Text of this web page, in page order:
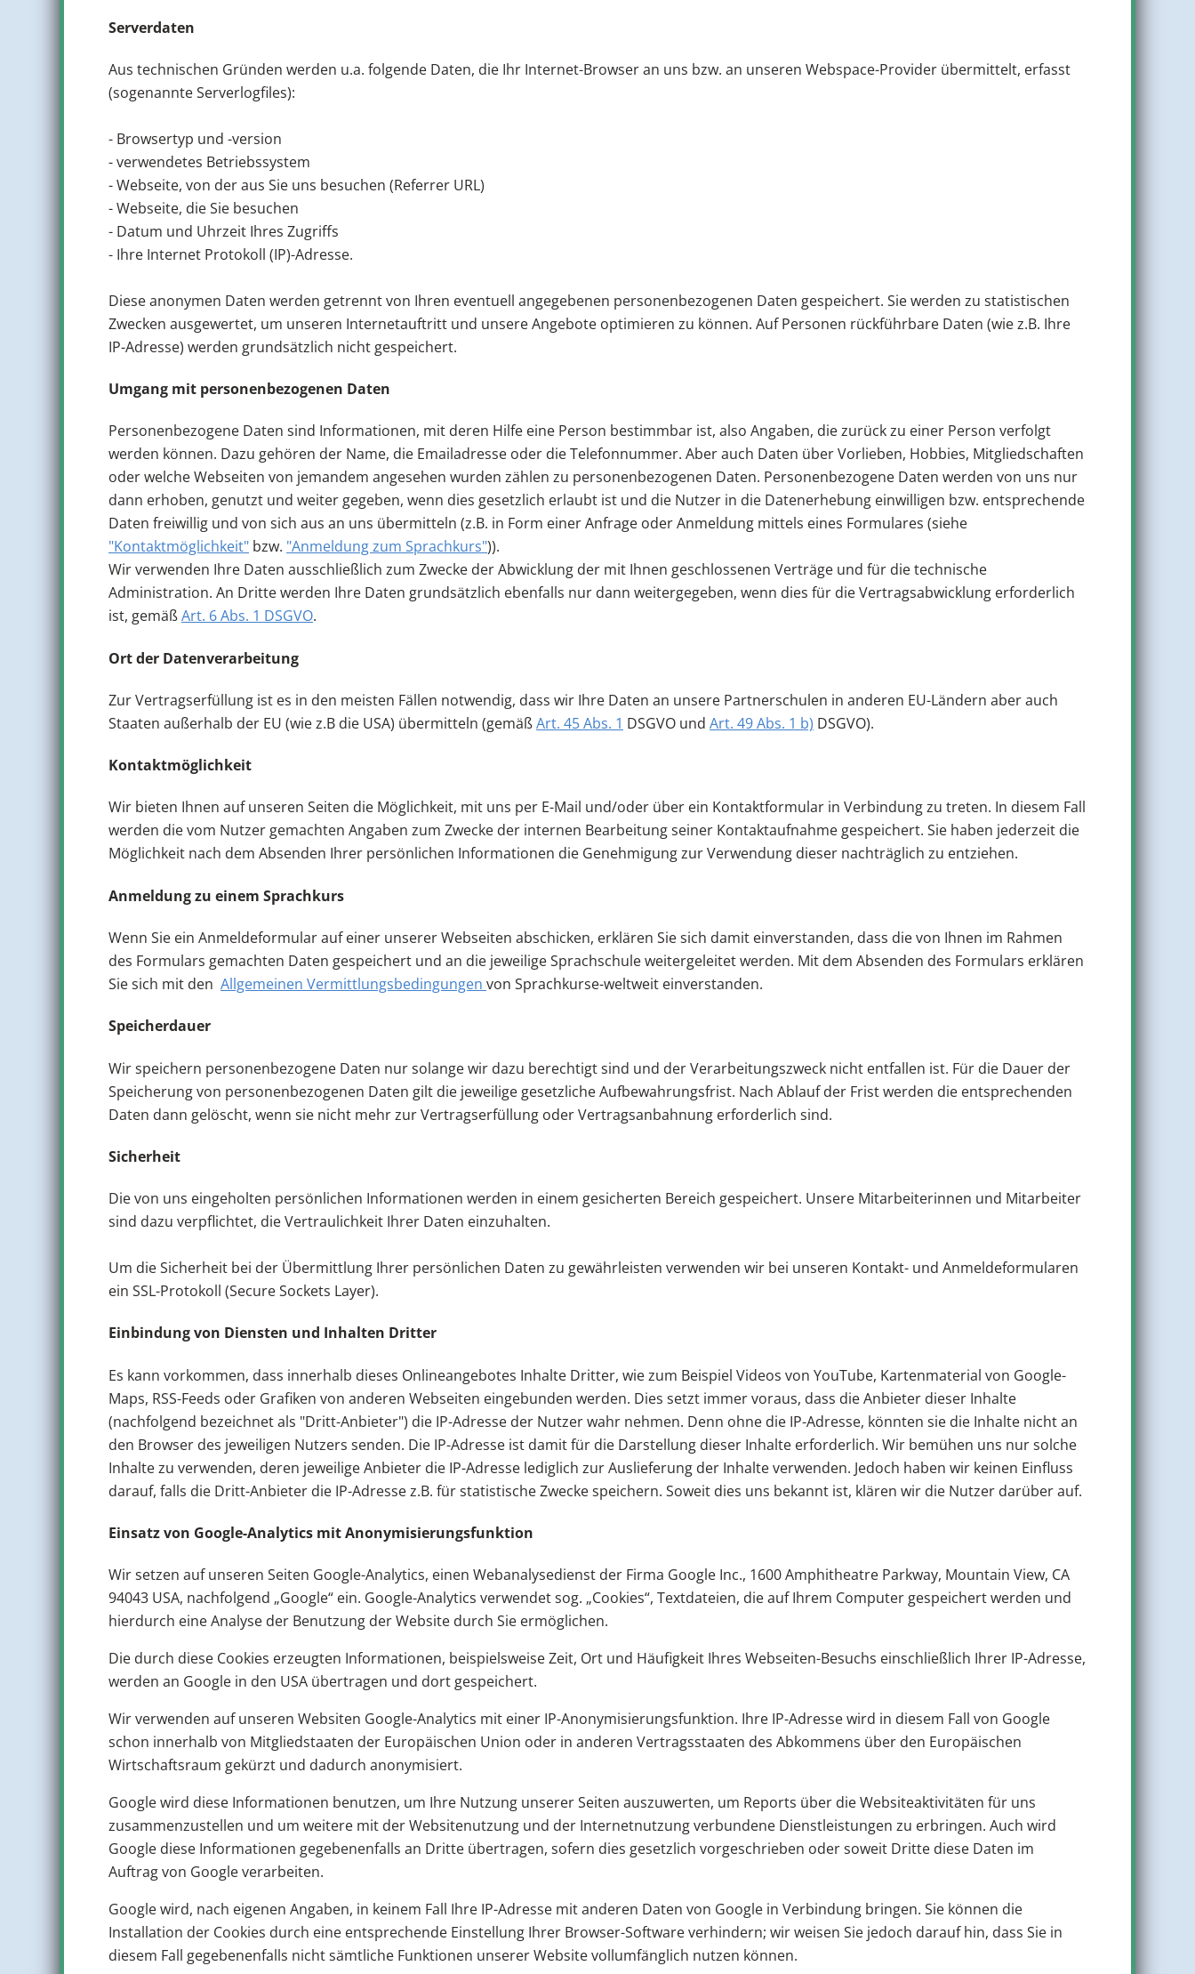
Serverdaten
Aus technischen Gründen werden u.a. folgende Daten, die Ihr Internet-Browser an uns bzw. an unseren Webspace-Provider übermittelt, erfasst
(sogenannte Serverlogfiles):
- Browsertyp und -version
- verwendetes Betriebssystem
- Webseite, von der aus Sie uns besuchen (Referrer URL)
- Webseite, die Sie besuchen
- Datum und Uhrzeit Ihres Zugriffs
- Ihre Internet Protokoll (IP)-Adresse.
Diese anonymen Daten werden getrennt von Ihren eventuell angegebenen personenbezogenen Daten gespeichert. Sie werden zu statistischen
Zwecken ausgewertet, um unseren Internetauftritt und unsere Angebote optimieren zu können. Auf Personen rückführbare Daten (wie z.B. Ihre
IP-Adresse) werden grundsätzlich nicht gespeichert.
Umgang mit personenbezogenen Daten
Personenbezogene Daten sind Informationen, mit deren Hilfe eine Person bestimmbar ist, also Angaben, die zurück zu einer Person verfolgt
werden können. Dazu gehören der Name, die Emailadresse oder die Telefonnummer. Aber auch Daten über Vorlieben, Hobbies, Mitgliedschaften
oder welche Webseiten von jemandem angesehen wurden zählen zu personenbezogenen Daten. Personenbezogene Daten werden von uns nur
dann erhoben, genutzt und weiter gegeben, wenn dies gesetzlich erlaubt ist und die Nutzer in die Datenerhebung einwilligen bzw. entsprechende
Daten freiwillig und von sich aus an uns übermitteln (z.B. in Form einer Anfrage oder Anmeldung mittels eines Formulares (siehe
"Kontaktmöglichkeit" bzw. "Anmeldung zum Sprachkurs")).
Wir verwenden Ihre Daten ausschließlich zum Zwecke der Abwicklung der mit Ihnen geschlossenen Verträge und für die technische
Administration. An Dritte werden Ihre Daten grundsätzlich ebenfalls nur dann weitergegeben, wenn dies für die Vertragsabwicklung erforderlich
ist, gemäßArt. 6 Abs. 1 DSGVO.
Ort der Datenverarbeitung
Zur Vertragserfüllung ist es in den meisten Fällen notwendig, dass wir Ihre Daten an unsere Partnerschulen in anderen EU-Ländern aber auch
Staaten außerhalb der EU (wie z.B die USA) übermitteln (gemäßArt. 45 Abs. 1 DSGVO und Art. 49 Abs. 1 b) DSGVO).
Kontaktmöglichkeit
Wir bieten Ihnen auf unseren Seiten die Möglichkeit, mit uns per E-Mail und/oder über ein Kontaktformular in Verbindung zu treten. In diesem Fall
werden die vom Nutzer gemachten Angaben zum Zwecke der internen Bearbeitung seiner Kontaktaufnahme gespeichert. Sie haben jederzeit die
Möglichkeit nach dem Absenden Ihrer persönlichen Informationen die Genehmigung zur Verwendung dieser nachträglich zu entziehen.
Anmeldung zu einem Sprachkurs
Wenn Sie ein Anmeldeformular auf einer unserer Webseiten abschicken, erklären Sie sich damit einverstanden, dass die von Ihnen im Rahmen
des Formulars gemachten Daten gespeichert und an die jeweilige Sprachschule weitergeleitet werden. Mit dem Absenden des Formulars erklären
Sie sich mit den Allgemeinen Vermittlungsbedingungen von Sprachkurse-weltweit einverstanden.
Speicherdauer
Wir speichern personenbezogene Daten nur solange wir dazu berechtigt sind und der Verarbeitungszweck nicht entfallen ist. Für die Dauer der
Speicherung von personenbezogenen Daten gilt die jeweilige gesetzliche Aufbewahrungsfrist. Nach Ablauf der Frist werden die entsprechenden
Daten dann gelöscht, wenn sie nicht mehr zur Vertragserfüllung oder Vertragsanbahnung erforderlich sind.
Sicherheit
Die von uns eingeholten persönlichen Informationen werden in einem gesicherten Bereich gespeichert. Unsere Mitarbeiterinnen und Mitarbeiter
sind dazu verpflichtet, die Vertraulichkeit Ihrer Daten einzuhalten.
Um die Sicherheit bei der Übermittlung Ihrer persönlichen Daten zu gewährleisten verwenden wir bei unseren Kontakt- und Anmeldeformularen
ein SSL-Protokoll (Secure Sockets Layer).
Einbindung von Diensten und Inhalten Dritter
Es kann vorkommen, dass innerhalb dieses Onlineangebotes Inhalte Dritter, wie zum Beispiel Videos von YouTube, Kartenmaterial von Google-
Maps, RSS-Feeds oder Grafiken von anderen Webseiten eingebunden werden. Dies setzt immer voraus, dass die Anbieter dieser Inhalte
(nachfolgend bezeichnet als "Dritt-Anbieter") die IP-Adresse der Nutzer wahr nehmen. Denn ohne die IP-Adresse, könnten sie die Inhalte nicht an
den Browser des jeweiligen Nutzers senden. Die IP-Adresse ist damit für die Darstellung dieser Inhalte erforderlich. Wir bemühen uns nur solche
Inhalte zu verwenden, deren jeweilige Anbieter die IP-Adresse lediglich zur Auslieferung der Inhalte verwenden. Jedoch haben wir keinen Einfluss
darauf, falls die Dritt-Anbieter die IP-Adresse z.B. für statistische Zwecke speichern. Soweit dies uns bekannt ist, klären wir die Nutzer darüber auf.
Einsatz von Google-Analytics mit Anonymisierungsfunktion
Wir setzen auf unseren Seiten Google-Analytics, einen Webanalysedienst der Firma Google Inc., 1600 Amphitheatre Parkway, Mountain View, CA
94043 USA, nachfolgend „Google“ ein. Google-Analytics verwendet sog. „Cookies“, Textdateien, die auf Ihrem Computer gespeichert werden und
hierdurch eine Analyse der Benutzung der Website durch Sie ermöglichen.
Die durch diese Cookies erzeugten Informationen, beispielsweise Zeit, Ort und Häufigkeit Ihres Webseiten-Besuchs einschließlich Ihrer IP-Adresse,
werden an Google in den USA übertragen und dort gespeichert.
Wir verwenden auf unseren Websiten Google-Analytics mit einer IP-Anonymisierungsfunktion. Ihre IP-Adresse wird in diesem Fall von Google
schon innerhalb von Mitgliedstaaten der Europäischen Union oder in anderen Vertragsstaaten des Abkommens über den Europäischen
Wirtschaftsraum gekürzt und dadurch anonymisiert.
Google wird diese Informationen benutzen, um Ihre Nutzung unserer Seiten auszuwerten, um Reports über die Websiteaktivitäten für uns
zusammenzustellen und um weitere mit der Websitenutzung und der Internetnutzung verbundene Dienstleistungen zu erbringen. Auch wird
Google diese Informationen gegebenenfalls an Dritte übertragen, sofern dies gesetzlich vorgeschrieben oder soweit Dritte diese Daten im
Auftrag von Google verarbeiten.
Google wird, nach eigenen Angaben, in keinem Fall Ihre IP-Adresse mit anderen Daten von Google in Verbindung bringen. Sie können die
Installation der Cookies durch eine entsprechende Einstellung Ihrer Browser-Software verhindern; wir weisen Sie jedoch darauf hin, dass Sie in
diesem Fall gegebenenfalls nicht sämtliche Funktionen unserer Website vollumfänglich nutzen können.